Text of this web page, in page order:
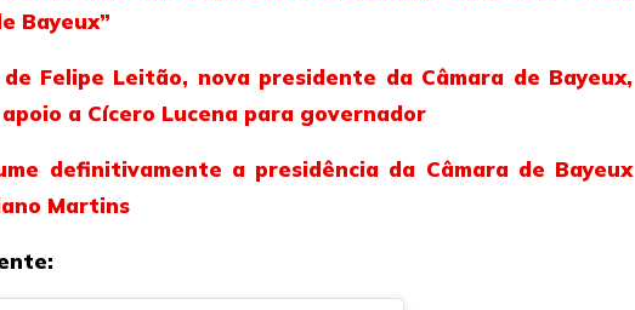
Bayeux”
Felipe Leitão, nova presidente da Câmara de Bayeux,
a Cícero Lucena para governador
definitivamente a presidência da Câmara de Bayeux
Martins